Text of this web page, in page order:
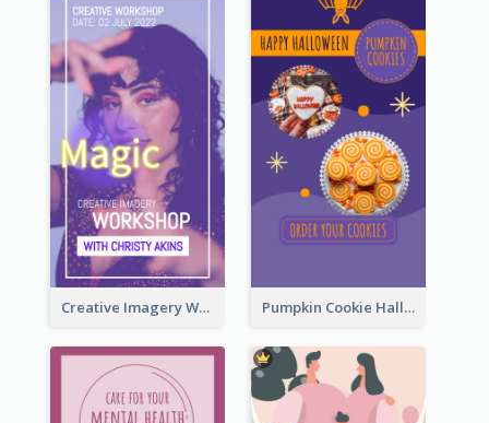
Creative Imagery Workshop Instagram Stories Pumpkin Cookie Halloween Promote Instagram Story